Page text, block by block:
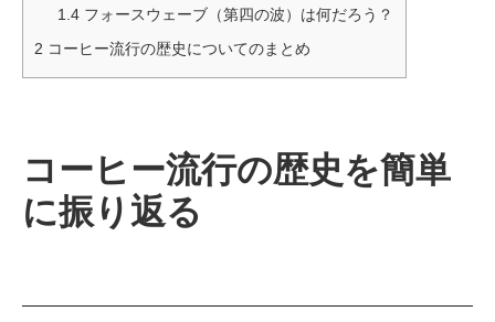
1.4 フォースウェーブ（第四の波）は何だろう？
2 コーヒー流行の歴史についてのまとめ
コーヒー流行の歴史を簡単
に振り返る